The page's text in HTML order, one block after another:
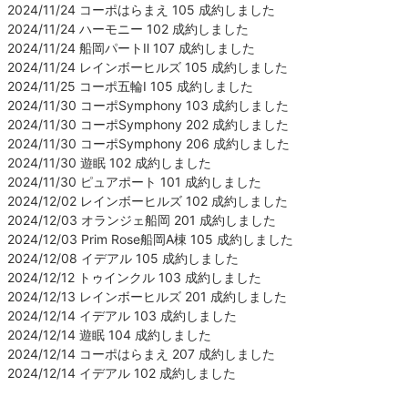
2024/11/24 コーポはらまえ 105 成約しました
2024/11/24 ハーモニー 102 成約しました
2024/11/24 船岡パートⅡ 107 成約しました
2024/11/24 レインボーヒルズ 105 成約しました
2024/11/25 コーポ五輪Ⅰ 105 成約しました
2024/11/30 コーポSymphony 103 成約しました
2024/11/30 コーポSymphony 202 成約しました
2024/11/30 コーポSymphony 206 成約しました
2024/11/30 遊眠 102 成約しました
2024/11/30 ピュアポート 101 成約しました
2024/12/02 レインボーヒルズ 102 成約しました
2024/12/03 オランジェ船岡 201 成約しました
2024/12/03 Prim Rose船岡A棟 105 成約しました
2024/12/08 イデアル 105 成約しました
2024/12/12 トゥインクル 103 成約しました
2024/12/13 レインボーヒルズ 201 成約しました
2024/12/14 イデアル 103 成約しました
2024/12/14 遊眠 104 成約しました
2024/12/14 コーポはらまえ 207 成約しました
2024/12/14 イデアル 102 成約しました